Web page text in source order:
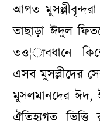
আগত
তাছাড়া ঈদুল
তত্ত¦াবধানে
এসব মুসল্লীদের
মুসলমানদের ঈদ,